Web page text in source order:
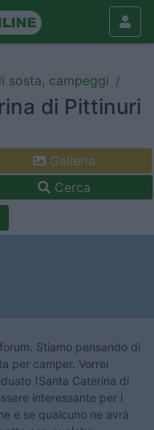
sosta, campeggi
di Pittinuri
Galleria
Cerca
Stiamo pensando di
per camper. Vorrei
(Santa Caterina di
interessante per i
e se qualcuno ne avrà